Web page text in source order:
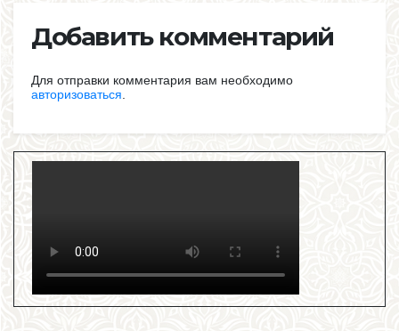
Добавить комментарий
Для отправки комментария вам необходимо
авторизоваться